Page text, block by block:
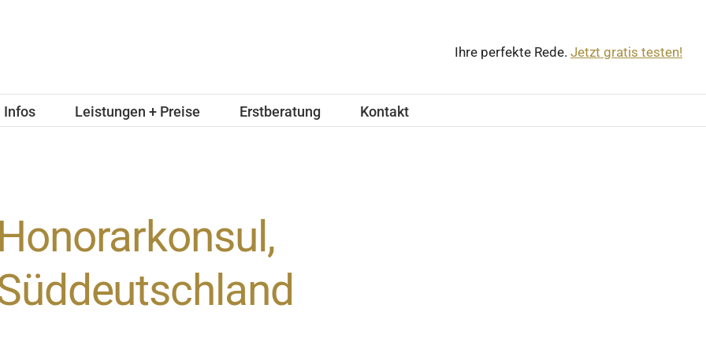
Ihre perfekte Rede. Jetzt gratis testen!
Infos Leistungen + Preise Erstberatung Kontakt
Honorarkonsul,